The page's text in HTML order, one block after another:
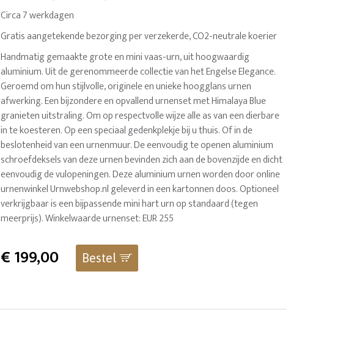
Circa 7 werkdagen
Gratis aangetekende bezorging per verzekerde, CO2-neutrale koerier
Handmatig gemaakte grote en mini vaas-urn, uit hoogwaardig
aluminium. Uit de gerenommeerde collectie van het Engelse Elegance.
Geroemd om hun stijlvolle, originele en unieke hoogglans urnen
afwerking. Een bijzondere en opvallend urnenset met Himalaya Blue
granieten uitstraling. Om op respectvolle wijze alle as van een dierbare
in te koesteren. Op een speciaal gedenkplekje bij u thuis. Of in de
beslotenheid van een urnenmuur. De eenvoudig te openen aluminium
schroefdeksels van deze urnen bevinden zich aan de bovenzijde en dicht
eenvoudig de vulopeningen. Deze aluminium urnen worden door online
urnenwinkel Urnwebshop.nl geleverd in een kartonnen doos. Optioneel
verkrijgbaar is een bijpassende mini hart urn op standaard (tegen
meerprijs). Winkelwaarde urnenset: EUR 255
€199,00 Bestel